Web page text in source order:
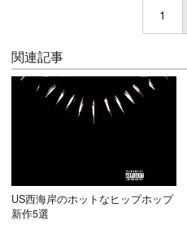
1
関連記事
US西海岸のホットなヒップホップ
新作5選